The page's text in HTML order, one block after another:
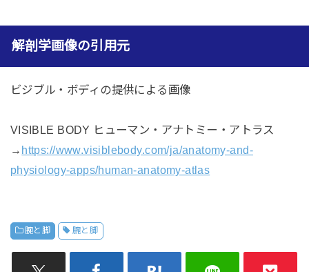
解剖学画像の引用元
ビジブル・ボディの提供による画像
VISIBLE BODY ヒューマン・アナトミー・アトラス
→ https://www.visiblebody.com/ja/anatomy-and-
physiology-apps/human-anatomy-atlas
腕と脚 腕と脚